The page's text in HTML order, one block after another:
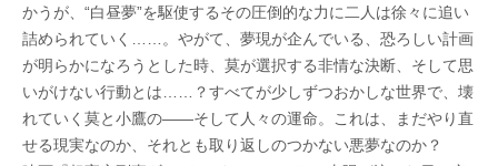
かうが、“白昼夢”を駆使するその圧倒的な力に二人は徐々に追い
詰められていく……。やがて、夢現が企んでいる、恐ろしい計画
が明らかになろうとした時、莫が選択する非情な決断、そして思
いがけない行動とは……？すべてが少しずつおかしな世界で、壊
れていく莫と小鷹の――そして人々の運命。これは、まだやり直
せる現実なのか、それとも取り返しのつかない悪夢なのか？